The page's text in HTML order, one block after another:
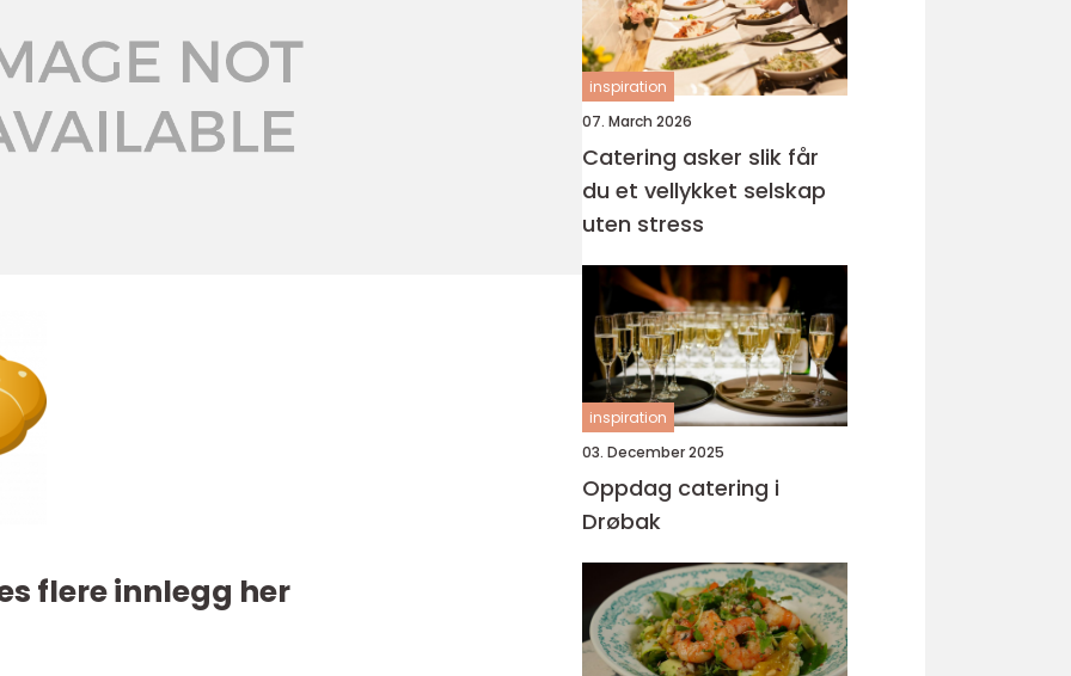
flere innlegg her
inspiration
07. March 2026
Catering asker slik får
du et vellykket selskap
uten stress
inspiration
03. December 2025
Oppdag catering i
Drøbak